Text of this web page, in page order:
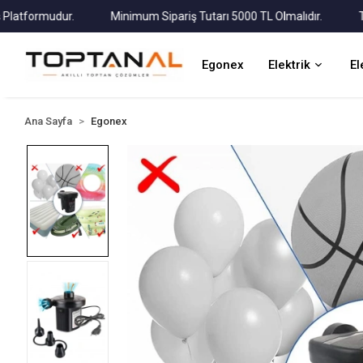
Minimum Sipariş Tutarı 5000 TL Olmalıdır. Tüm
Egonex Elektrik
Ana Sayfa Egonex